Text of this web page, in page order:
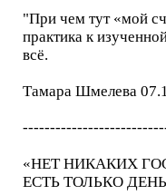
"При чем тут «мой
практика к
всё.
Тамара Шмелева
«НЕТ НИКАКИХ
ЕСТЬ ТОЛЬКО